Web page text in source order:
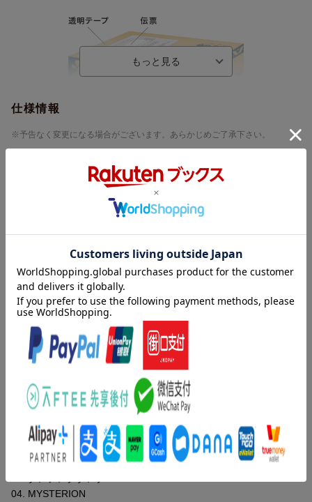
仕様情報
※予告なく変更になる場合がございます。あらかじめご了承下さい。
ーレース(4色セット / ロゴ使用予定)】は付きません。対象商品は
ももクロ、結成14周年の記念日に、3年ぶりとなるNEW ALBUM
『祝典』をリリース!
すでに発表されている「HAND」(『太田漢方胃腸薬II』タイアップ
ソング)や「BUTTOBI!」
『桃太郎電鉄 ~昭和 平成 令和も定番!~』テーマソング)を含め、そ
の他新曲もたっぷりと収録。
収録曲
【CD】
01. Opening Ceremony -阿ー
02. PLAY!
04. MYSTERION